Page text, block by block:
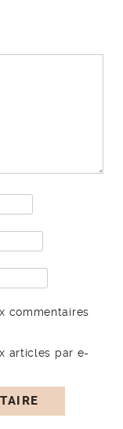
commentaires
articles par e-